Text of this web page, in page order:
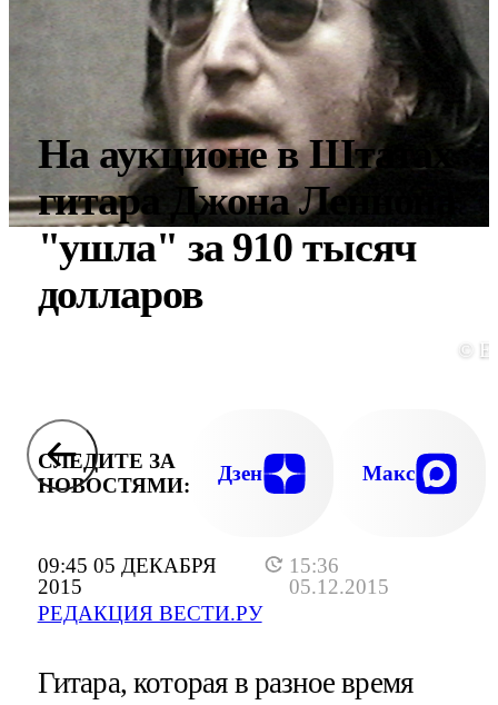
09:45 05 ДЕКАБРЯ
2015
15:36
05.12.2015
РЕДАКЦИЯ ВЕСТИ.РУ
На аукционе в Штатах
гитара Джона Леннона
"ушла" за 910 тысяч
долларов
©
СЛЕДИТЕ ЗА
НОВОСТЯМИ:
Дзен Макс
Гитара, которая в разное время